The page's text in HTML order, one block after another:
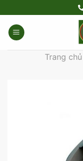
to
content
Trang chủ